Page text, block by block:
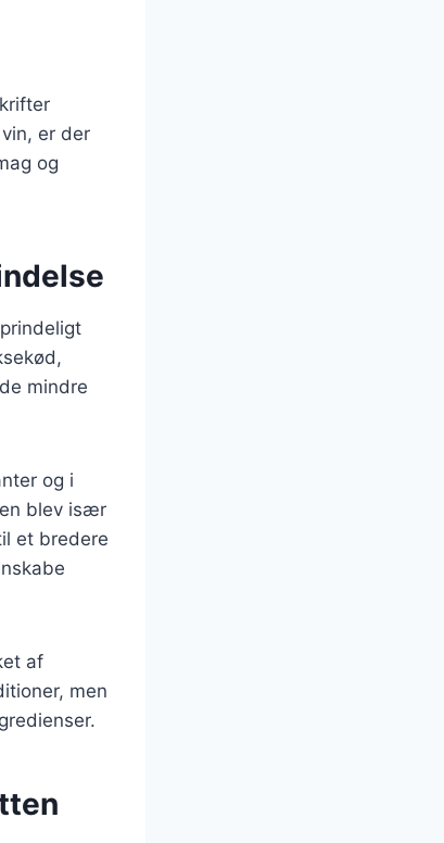
er der
og
mindre
og i
blev især
et bredere
af
men